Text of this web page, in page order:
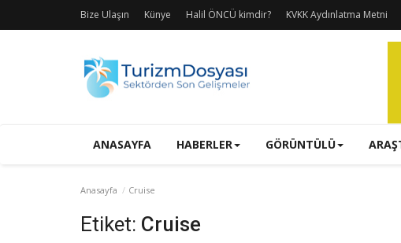
Bize Ulaşın Künye Halil ÖNCÜ kimdir? KVKK Aydınlatma Metni
ANASAYFA HABERLER GÖRÜNTÜLÜ
Anasayfa Cruise
Etiket: Cruise